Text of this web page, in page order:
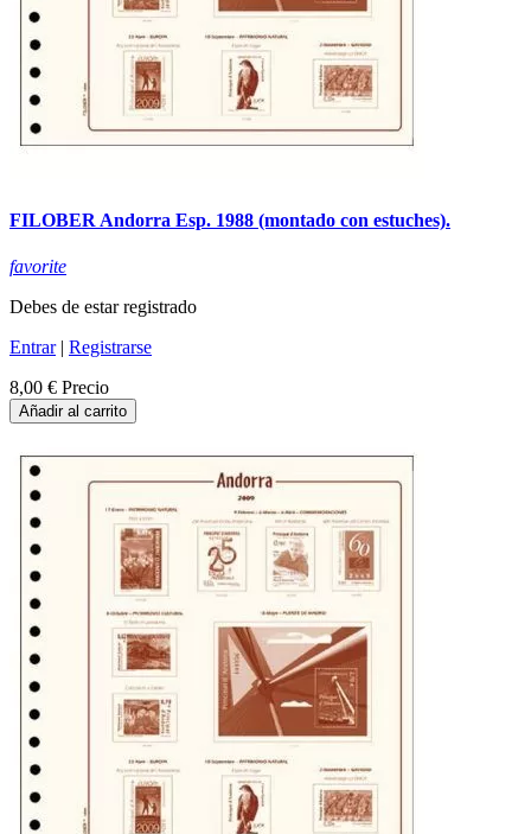
FILOBER Andorra Esp. 1988 (montado con estuches).
favorite
Debes de estar registrado
Entrar| Registrarse
8,00 € Precio
Añadir al carrito